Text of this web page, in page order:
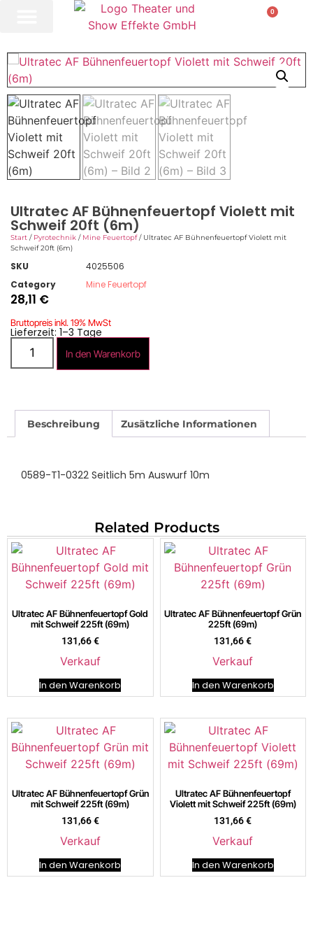
0
Ultratec AF Bühnenfeuertopf Violett mit
Schweif 20ft (6m)
Start / Pyrotechnik / Mine Feuertopf/ Ultratec AF Bühnenfeuertopf Violett mit
Schweif 20ft (6m)
SKU
4025506
Category
Mine Feuertopf
28,11 €
Bruttopreis inkl. 19% MwSt
Lieferzeit: 1–3 Tage
In den Warenkorb
Beschreibung Zusätzliche Informationen
0589-T1-0322 Seitlich 5m Auswurf 10m
Related Products
Ultratec AF Bühnenfeuertopf Gold
mit Schweif 225ft (69m)
131,66€
Verkauf
In den Warenkorb
Ultratec AF Bühnenfeuertopf Grün
225ft (69m)
131,66€
Verkauf
In den Warenkorb
Ultratec AF Bühnenfeuertopf Grün
mit Schweif 225ft (69m)
131,66€
Verkauf
In den Warenkorb
Ultratec AF Bühnenfeuertopf
Violett mit Schweif 225ft (69m)
131,66€
Verkauf
In den Warenkorb